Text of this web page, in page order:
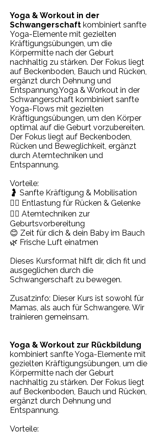
Yoga & Workout in der
Schwangerschaft kombiniert sanfte
Yoga-Elemente mit gezielten
Kräftigungsübungen, um die
Körpermitte nach der Geburt
nachhaltig zu stärken. Der Fokus liegt
auf Beckenboden, Bauch und Rücken,
ergänzt durch Dehnung und
Entspannung.Yoga & Workout in der
Schwangerschaft kombiniert sanfte
Yoga-Flows mit gezielten
Kräftigungsübungen, um den Körper
optimal auf die Geburt vorzubereiten.
Der Fokus liegt auf Beckenboden,
Rücken und Beweglichkeit, ergänzt
durch Atemtechniken und
Entspannung.
Vorteile:
🤰 Sanfte Kräftigung & Mobilisation
💆‍♀️ Entlastung für Rücken & Gelenke
🧘‍♀️ Atemtechniken zur
Geburtsvorbereitung
😊 Zeit für dich & dein Baby im Bauch
🌿 Frische Luft einatmen
Dieses Kursformat hilft dir, dich fit und
ausgeglichen durch die
Schwangerschaft zu bewegen.
Zusatzinfo: Dieser Kurs ist sowohl für
Mamas, als auch für Schwangere. Wir
trainieren gemeinsam.
Yoga & Workout zur Rückbildung
kombiniert sanfte Yoga-Elemente mit
gezielten Kräftigungsübungen, um die
Körpermitte nach der Geburt
nachhaltig zu stärken. Der Fokus liegt
auf Beckenboden, Bauch und Rücken,
ergänzt durch Dehnung und
Entspannung.
Vorteile: